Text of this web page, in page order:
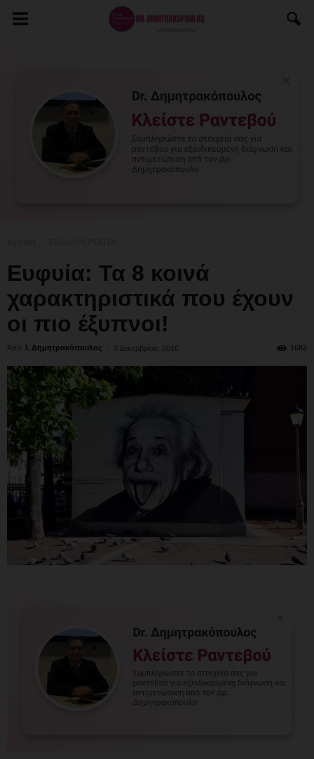
Ευφυία: Τα 8 κοινά
χαρακτηριστικά που έχουν
οι πιο έξυπνοι!
Από Ι. Δημητρακόπουλος - 3 Δεκεμβρίου, 2016 1682